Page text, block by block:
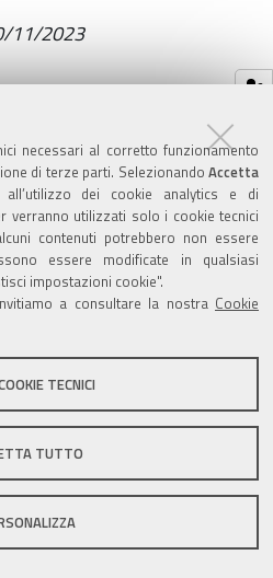
necessari al corretto funzionamento
di terze parti. Selezionando Accetta
dei cookie analytics e di
verranno utilizzati solo i cookie tecnici
contenuti potrebbero non essere
essere modificate in qualsiasi
impostazioni cookie".
a consultare la nostra Cookie
TECNICI
TUTTO
11/2023
questo sito
di Zola Predosa
Accessibilità